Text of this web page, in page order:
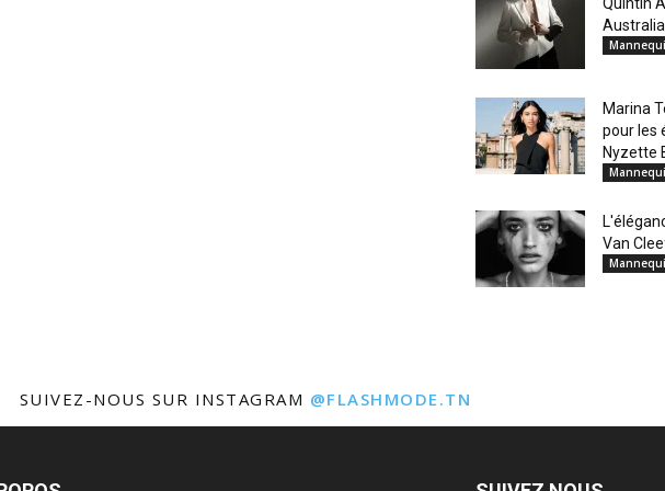
Marina
pour les
Nyzette
Van
SUIVEZ-NOUS SUR INSTAGRAM @FLASHMODE.TN